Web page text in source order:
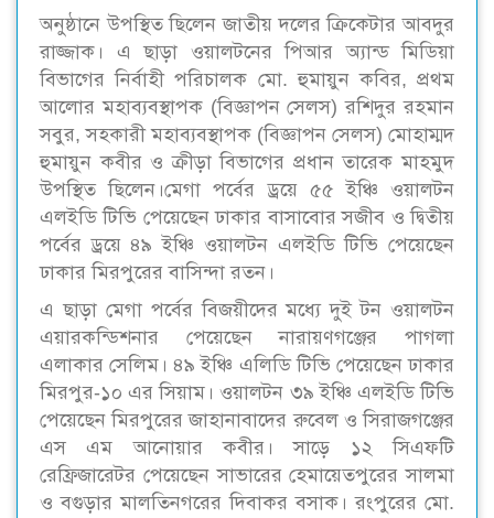
অনুষ্ঠানে উপস্থিত ছিলেন জাতীয় দলের ক্রিকেটার আবদুর
রাজ্জাক। এ ছাড়া ওয়ালটনের পিআর অ্যান্ড মিডিয়া
বিভাগের নির্বাহী পরিচালক মো. হুমায়ুন কবির, প্রথম
আলোর মহাব্যবস্থাপক (বিজ্ঞাপন সেলস) রশিদুর রহমান
সবুর, সহকারী মহাব্যবস্থাপক (বিজ্ঞাপন সেলস) মোহাম্মদ
হুমায়ুন কবীর ও ক্রীড়া বিভাগের প্রধান তারেক মাহমুদ
উপস্থিত ছিলেন।মেগা পর্বের ড্রয়ে ৫৫ ইঞ্চি ওয়ালটন
এলইডি টিভি পেয়েছেন ঢাকার বাসাবোর সজীব ও দ্বিতীয়
পর্বের ড্রয়ে ৪৯ ইঞ্চি ওয়ালটন এলইডি টিভি পেয়েছেন
ঢাকার মিরপুরের বাসিন্দা রতন।
এ ছাড়া মেগা পর্বের বিজয়ীদের মধ্যে দুই টন ওয়ালটন
এয়ারকন্ডিশনার পেয়েছেন নারায়ণগঞ্জের পাগলা
এলাকার সেলিম। ৪৯ ইঞ্চি এলিডি টিভি পেয়েছেন ঢাকার
মিরপুর-১০ এর সিয়াম। ওয়ালটন ৩৯ ইঞ্চি এলইডি টিভি
পেয়েছেন মিরপুরের জাহানাবাদের রুবেল ও সিরাজগঞ্জের
এস এম আনোয়ার কবীর। সাড়ে ১২ সিএফটি
রেফ্রিজারেটর পেয়েছেন সাভারের হেমায়েতপুরের সালমা
ও বগুড়ার মালতিনগরের দিবাকর বসাক। রংপুরের মো.